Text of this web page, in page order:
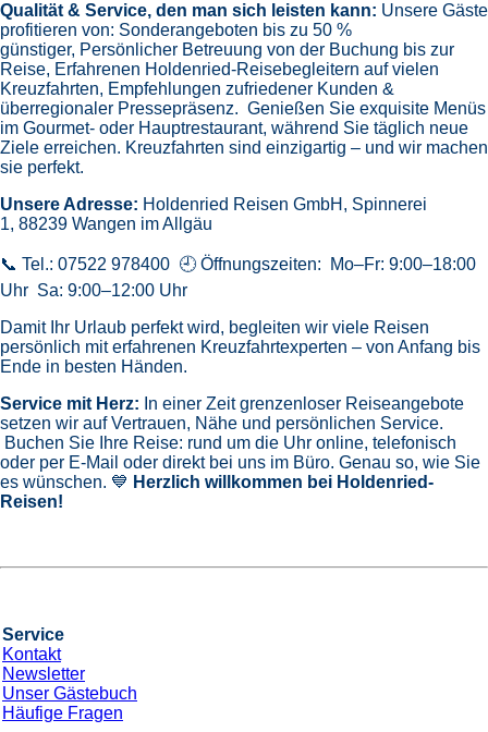
Qualität & Service, den man sich leisten kann: Unsere Gäste
profitieren von: Sonderangeboten bis zu 50 %
günstiger, Persönlicher Betreuung von der Buchung bis zur
Reise, Erfahrenen Holdenried-Reisebegleitern auf vielen
Kreuzfahrten, Empfehlungen zufriedener Kunden &
überregionaler Pressepräsenz. Genießen Sie exquisite Menüs
im Gourmet- oder Hauptrestaurant, während Sie täglich neue
Ziele erreichen. Kreuzfahrten sind einzigartig – und wir machen
sie perfekt.
Unsere Adresse: Holdenried Reisen GmbH, Spinnerei
1, 88239 Wangen im Allgäu
📞 Tel.: 07522 978400 🕘 Öffnungszeiten: Mo–Fr: 9:00–18:00
Uhr Sa: 9:00–12:00 Uhr
Damit Ihr Urlaub perfekt wird, begleiten wir viele Reisen
persönlich mit erfahrenen Kreuzfahrtexperten – von Anfang bis
Ende in besten Händen.
Service mit Herz: In einer Zeit grenzenloser Reiseangebote
setzen wir auf Vertrauen, Nähe und persönlichen Service.
Buchen Sie Ihre Reise: rund um die Uhr online, telefonisch
oder per E-Mail oder direkt bei uns im Büro. Genau so, wie Sie
es wünschen. 💙 Herzlich willkommen bei Holdenried-
Reisen!
Service
Kontakt
Newsletter
Unser Gästebuch
Häufige Fragen